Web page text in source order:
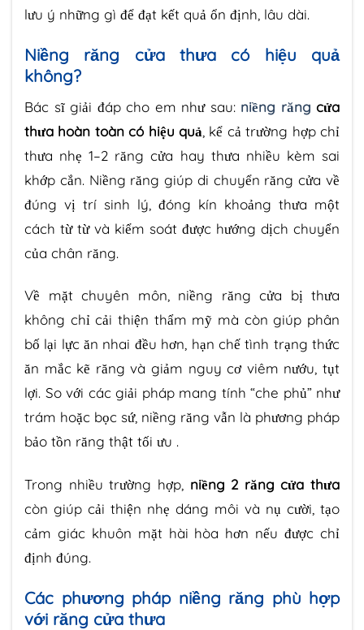
lưu ý những gì để đạt kết quả ổn định, lâu dài.
Niềng răng cửa thưa có hiệu quả
không?
Bác sĩ giải đáp cho em như sau: niềng răng cửa
thưa hoàn toàn có hiệu quả, kể cả trường hợp chỉ
thưa nhẹ 1–2 răng cửa hay thưa nhiều kèm sai
khớp cắn. Niềng răng giúp di chuyển răng cửa về
đúng vị trí sinh lý, đóng kín khoảng thưa một
cách từ từ và kiểm soát được hướng dịch chuyển
của chân răng.
Về mặt chuyên môn, niềng răng cửa bị thưa
không chỉ cải thiện thẩm mỹ mà còn giúp phân
bố lại lực ăn nhai đều hơn, hạn chế tình trạng thức
ăn mắc kẽ răng và giảm nguy cơ viêm nướu, tụt
lợi. So với các giải pháp mang tính “che phủ” như
trám hoặc bọc sứ, niềng răng vẫn là phương pháp
bảo tồn răng thật tối ưu .
Trong nhiều trường hợp, niềng 2 răng cửa thưa
còn giúp cải thiện nhẹ dáng môi và nụ cười, tạo
cảm giác khuôn mặt hài hòa hơn nếu được chỉ
định đúng.
Các phương pháp niềng răng phù hợp
với răng cửa thưa